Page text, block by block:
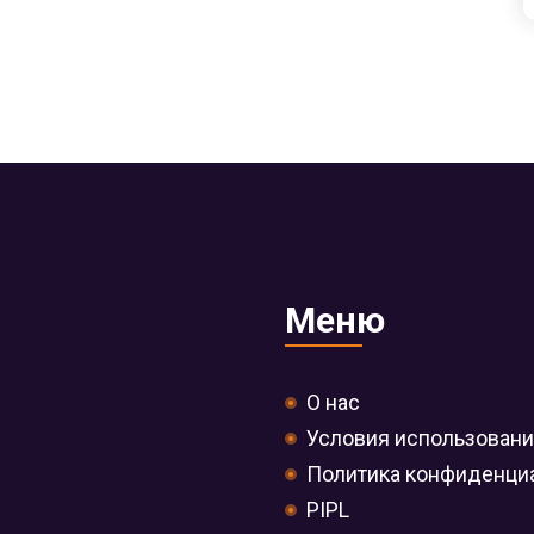
Меню
О нас
Условия
Политика
PIPL